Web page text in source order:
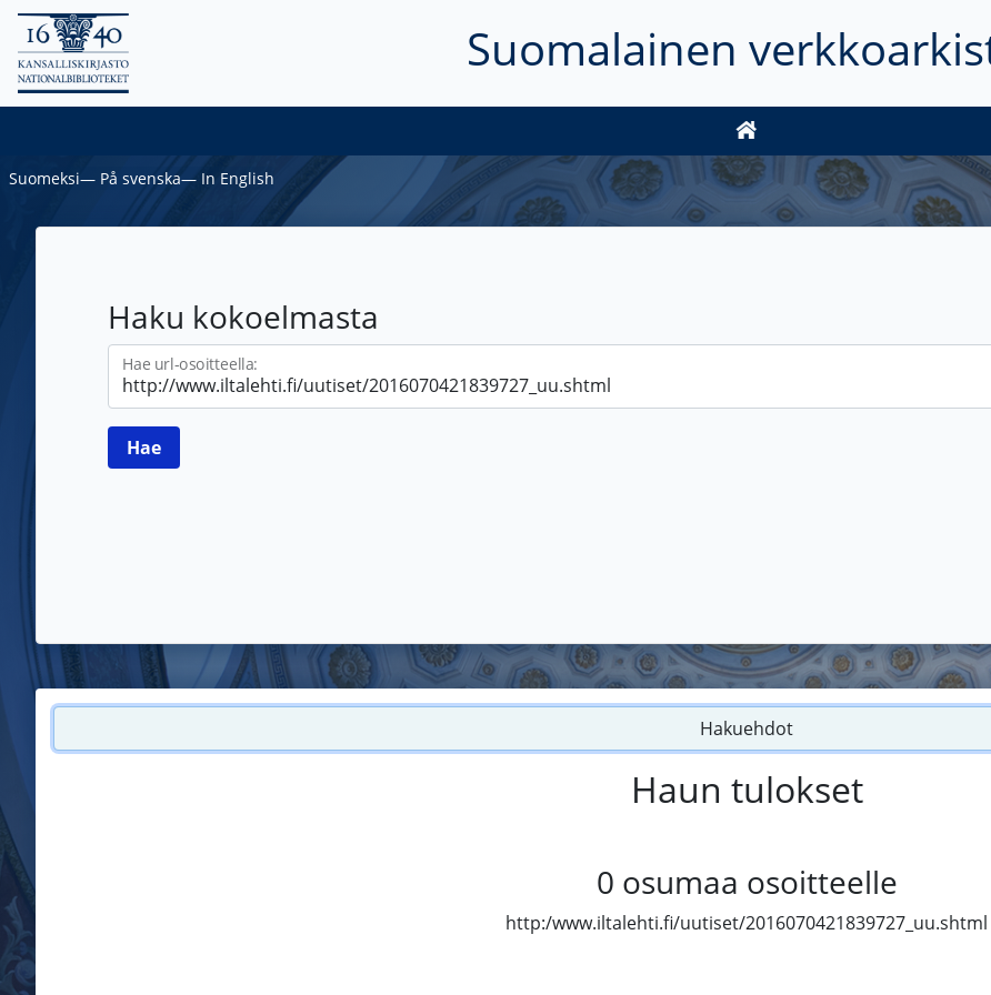
Suomalainen
Suomeksi― På svenska― In English
Haku kokoelmasta
Hae url-osoitteella:
Hakuehdot
Haun tulokset
0 osumaa osoitteelle
http:/www.iltalehti.fi/uutiset/2016070421839727_uu.shtml